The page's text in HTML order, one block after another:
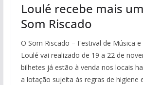
Loulé recebe mais
Som Riscado
O Som Riscado – Festival de Música
Loulé vai realizado de 19 a 22 de
bilhetes já estão à venda nos locais
a lotação sujeita às regras de higiene